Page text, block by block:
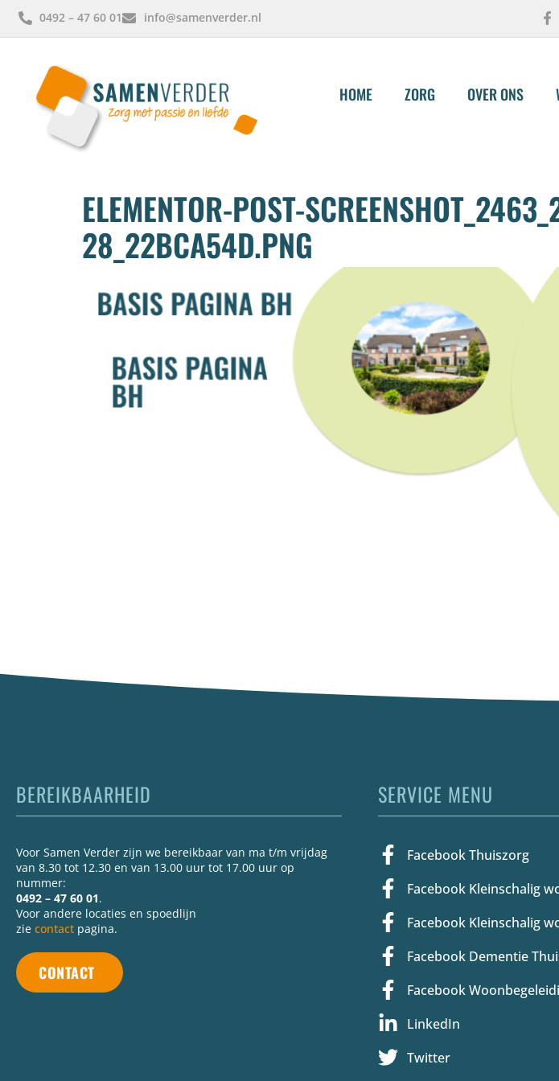
0492 – 47 60 01 info@samenverder.nl
HOME ZORG OVER ONS
ELEMENTOR-POST-
28_22BCA54D.PNG
BEREIKBAARHEID
Voor Samen Verder zijn we bereikbaar van ma t/m vrijdag
van 8.30 tot 12.30 en van 13.00 uur tot 17.00 uur op
nummer:
0492 – 47 60 01.
Voor andere locaties en spoedlijn
zie contact pagina.
CONTACT
SERVICE MENU
Facebook Thuiszorg
Facebook Kleinschalig
Facebook Kleinschalig
Facebook Dementie
Facebook
LinkedIn
Twitter